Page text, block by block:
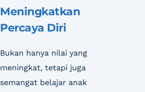
Meningkatkan
Percaya Diri
Bukan hanya nilai yang
meningkat, tetapi juga
semangat belajar anak